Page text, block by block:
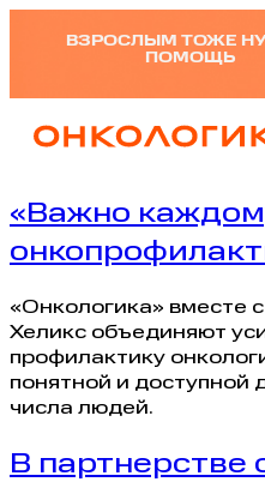
ВЗРОСЛЫМ ТОЖЕ
ПОМОЩЬ
«Важно
«Онкологика» вместе
Хеликс объединяют
профилактику
понятной и доступной
числа людей.
В партнерстве